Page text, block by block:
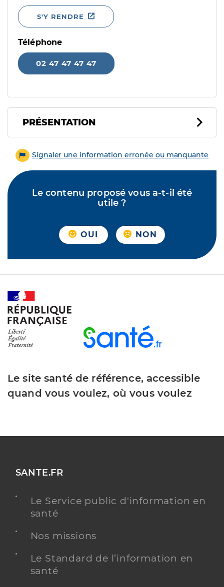
S'Y RENDRE
Téléphone
02 47 47 47 47
PRÉSENTATION
Signaler une information erronée ou manquante
Le contenu proposé vous a-t-il été
utile ?
OUI NON
Le site santé de référence, accessible
quand vous voulez, où vous voulez
SANTE.FR
Le Service public d'information en
santé
Nos missions
Le Standard de l’information en
santé